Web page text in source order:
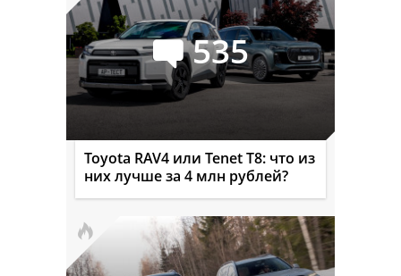
535
Toyota RAV4 или Tenet T8: что из
них лучше за 4 млн рублей?